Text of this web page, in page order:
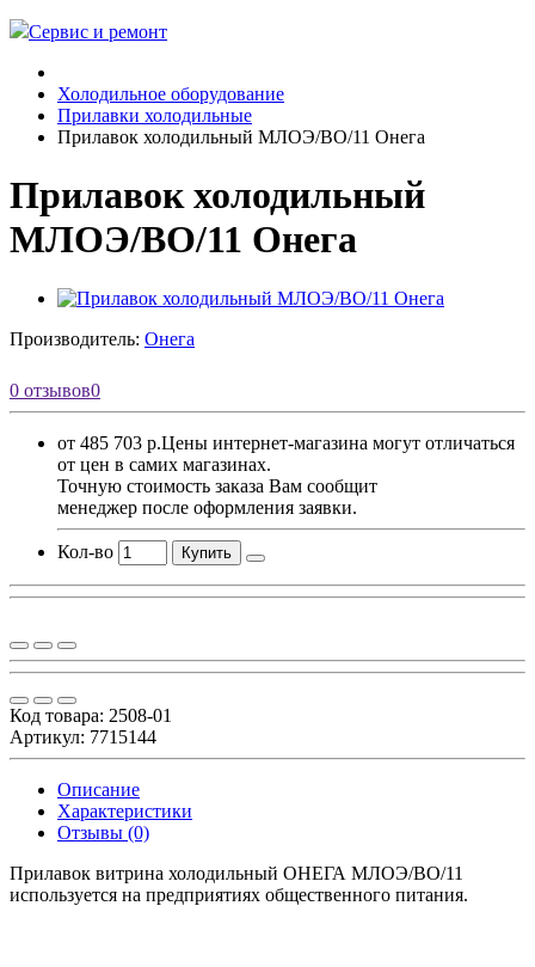
Сервис и ремонт
Холодильное оборудование
Прилавки холодильные
Прилавок холодильный МЛОЭ/ВО/11 Онега
Прилавок холодильный
МЛОЭ/ВО/11 Онега
Производитель: Онега
0 отзывов0
от 485 703 р.Цены интернет-магазина могут отличаться
от цен в самих магазинах.
Точную стоимость заказа Вам сообщит
менеджер после оформления заявки.
Кол-во Купить
Код товара: 2508-01
Артикул: 7715144
Описание
Характеристики
Отзывы (0)
Прилавок витрина холодильный ОНЕГА МЛОЭ/ВО/11
используется на предприятиях общественного питания.